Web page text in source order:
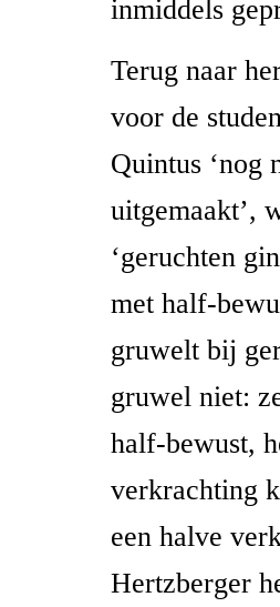
inmiddels
Terug naar
voor de
Quintus ‘nog
uitgemaakt’,
‘geruchten
met half-
gruwelt bij
gruwel niet:
half-bewust,
verkrachting
een halve
Hertzberger